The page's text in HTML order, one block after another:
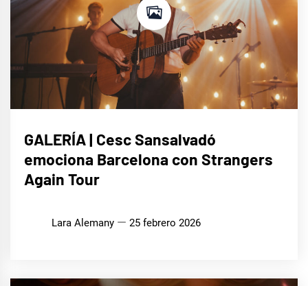
GALERÍA | Cesc Sansalvadó
emociona Barcelona con Strangers
Again Tour
Lara Alemany 25 febrero 2026